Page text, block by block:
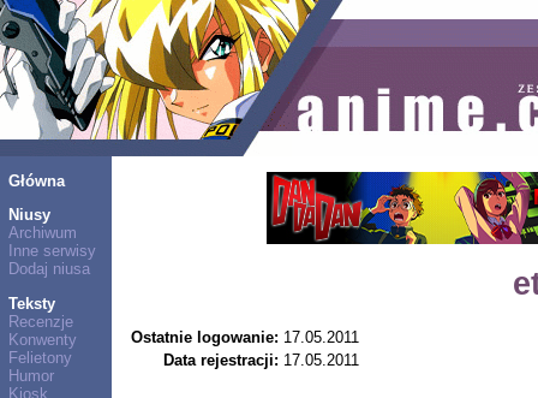
Główna
Niusy
Archiwum
Inne serwisy
Dodaj niusa
Teksty
Recenzje
Konwenty
Felietony
Humor
Kiosk
Ostatnie logowanie: 17.05.2011
Data rejestracji: 17.05.2011